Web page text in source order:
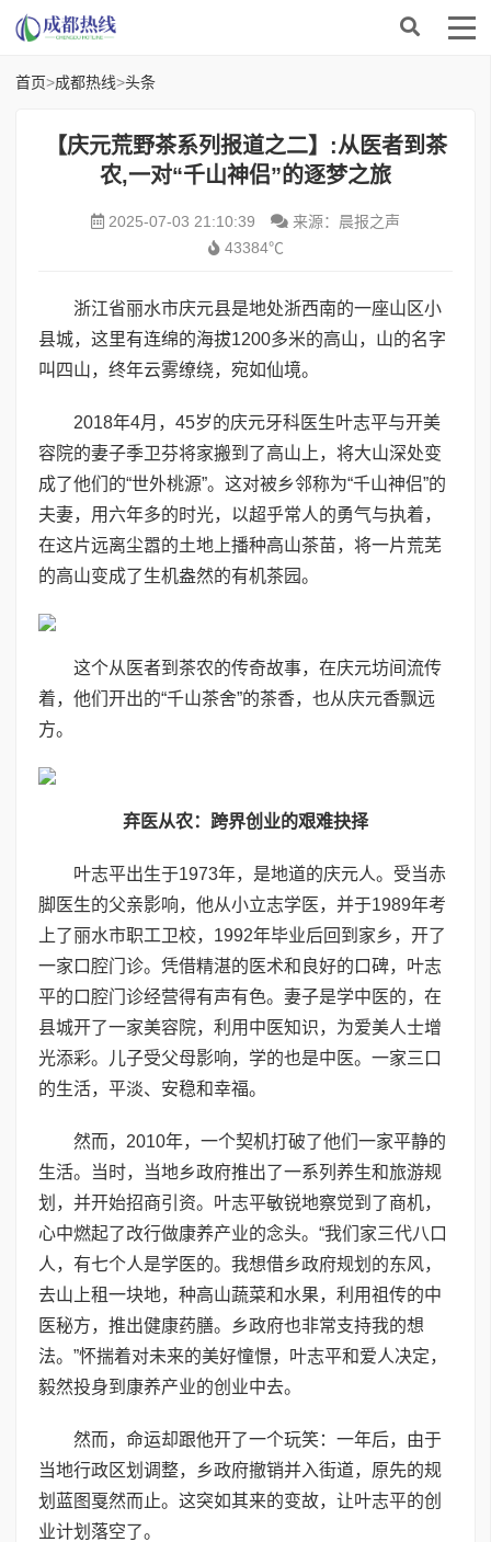
首页>成都热线>头条
【庆元荒野茶系列报道之二】:从医者到茶
农,一对“千山神侣”的逐梦之旅
2025-07-03 21:10:39
来源：晨报之声
43384℃
浙江省丽水市庆元县是地处浙西南的一座山区小
县城，这里有连绵的海拔1200多米的高山，山的名字
叫四山，终年云雾缭绕，宛如仙境。
2018年4月，45岁的庆元牙科医生叶志平与开美
容院的妻子季卫芬将家搬到了高山上，将大山深处变
成了他们的“世外桃源”。这对被乡邻称为“千山神侣”的
夫妻，用六年多的时光，以超乎常人的勇气与执着，
在这片远离尘嚣的土地上播种高山茶苗，将一片荒芜
的高山变成了生机盎然的有机茶园。
这个从医者到茶农的传奇故事，在庆元坊间流传
着，他们开出的“千山茶舍”的茶香，也从庆元香飘远
方。
弃医从农：跨界创业的艰难抉择
叶志平出生于1973年，是地道的庆元人。受当赤
脚医生的父亲影响，他从小立志学医，并于1989年考
上了丽水市职工卫校，1992年毕业后回到家乡，开了
一家口腔门诊。凭借精湛的医术和良好的口碑，叶志
平的口腔门诊经营得有声有色。妻子是学中医的，在
县城开了一家美容院，利用中医知识，为爱美人士增
光添彩。儿子受父母影响，学的也是中医。一家三口
的生活，平淡、安稳和幸福。
然而，2010年，一个契机打破了他们一家平静的
生活。当时，当地乡政府推出了一系列养生和旅游规
划，并开始招商引资。叶志平敏锐地察觉到了商机，
心中燃起了改行做康养产业的念头。“我们家三代八口
人，有七个人是学医的。我想借乡政府规划的东风，
去山上租一块地，种高山蔬菜和水果，利用祖传的中
医秘方，推出健康药膳。乡政府也非常支持我的想
法。”怀揣着对未来的美好憧憬，叶志平和爱人决定，
毅然投身到康养产业的创业中去。
然而，命运却跟他开了一个玩笑：一年后，由于
当地行政区划调整，乡政府撤销并入街道，原先的规
划蓝图戛然而止。这突如其来的变故，让叶志平的创
业计划落空了。